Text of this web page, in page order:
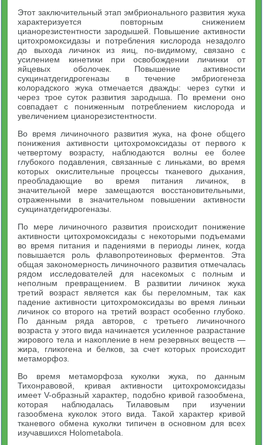
Этот заключительный этап эмбрионального развития жука
характеризуется повторным снижением
цианорезистентности зародышей. Повышение активности
цитохромоксидазы и потребления кислорода незадолго
до выхода личинок из яиц, по-видимому, связано с
усилением кинетики при освобождении личинки от
яйцевых оболочек. Повышение активности
сукцинатдегидрогеназы в течение эмбриогенеза
колорадского жука отмечается дважды: через сутки и
через трое суток развития зародыша. По времени оно
совпадает с пониженным потреблением кислорода и
увеличением цианорезистентности.
Во время личиночного развития жука, на фоне общего
понижения активности цитохромоксидазы от первого к
четвертому возрасту, наблюдаются волны ее более
глубокого подавления, связанные с линьками, во время
которых окислительные процессы тканевого дыхания,
преобладающие во время питания личинок, в
значительной мере замещаются восстановительными,
отраженными в значительном повышении активности
сукцинатдегидрогеназы.
По мере личиночного развития происходит понижение
активности цитохромоксидазы с некоторыми подъемами
во время питания и падениями в периоды линек, когда
повышается роль флавопротеиновых ферментов. Эта
общая закономерность личиночного развития отмечалась
рядом исследователей для насекомых с полным и
неполным превращением. В развитии личинок жука
третий возраст является как бы переломным, так как
падение активности цитохромоксидазы во время линьки
личинок со второго на третий возраст особенно глубоко.
По данным ряда авторов, с третьего личиночного
возраста у этого вида начинается усиленное разрастание
жирового тела и накопление в нем резервных веществ —
жира, гликогена и белков, за счет которых происходит
метаморфоз.
Во время метаморфоза куколки жука, по данным
Тихонравовой, кривая активности цитохромоксидазы
имеет V-образный характер, подобно кривой газообмена,
которая наблюдалась Тилавовым при изучении
газообмена куколок этого вида. Такой характер кривой
тканевого обмена куколки типичен в основном для всех
изучавшихся Holometabola.